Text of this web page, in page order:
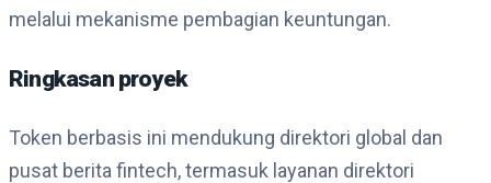
melalui mekanisme pembagian keuntungan.
Ringkasan proyek
Token berbasis ini mendukung direktori global dan
pusat berita fintech, termasuk layanan direktori